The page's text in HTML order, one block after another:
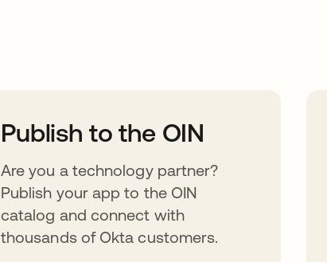
Publish to the OIN
Are you a technology partner?
Publish your app to the OIN
catalog and connect with
thousands of Okta customers.